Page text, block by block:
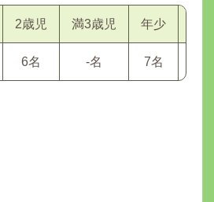
2歳児 満3歳児 年少
6名 -名 7名